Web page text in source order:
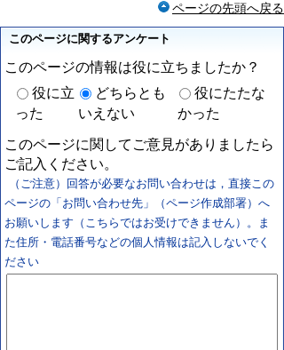
ページの先頭へ戻る
このページに関するアンケート
このページの情報は役に立ちましたか？
役に立
った
どちらとも
いえない
役にたたな
かった
このページに関してご意見がありましたら
ご記入ください。
（ご注意）回答が必要なお問い合わせは，直接この
ページの「お問い合わせ先」（ページ作成部署）へ
お願いします（こちらではお受けできません）。ま
た住所・電話番号などの個人情報は記入しないでく
ださい